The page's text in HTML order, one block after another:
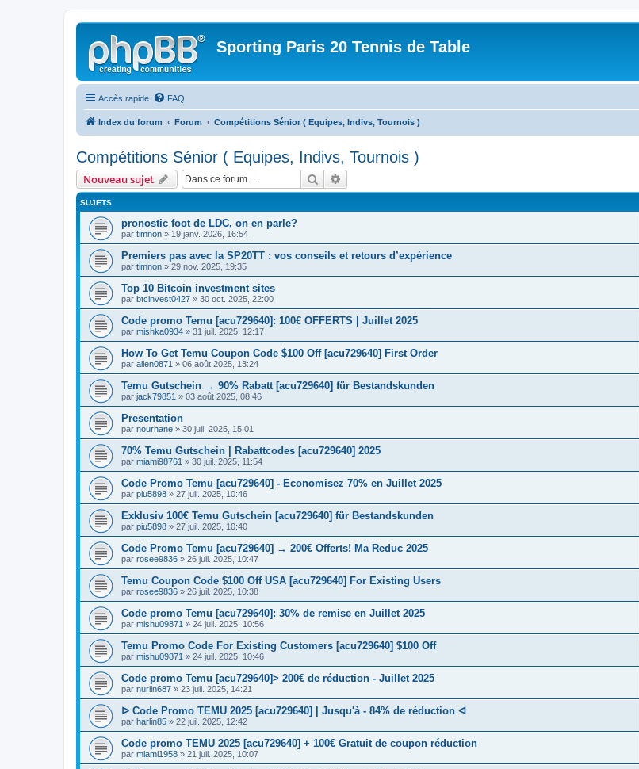
Sporting Paris 20 Tennis de Table
Accès rapide FAQ
Index du forum Forum Compétitions Sénior ( Equipes, Indivs, Tournois )
Compétitions Sénior ( Equipes, Indivs, Tournois )
Nouveau sujet Rechercher
SUJETS
pronostic foot de LDC, on en parle?
par timnon » 19 janv. 2026, 16:54
Premiers pas avec la SP20TT : vos conseils et retours d’expérience
par timnon » 29 nov. 2025, 19:35
Top 10 Bitcoin investment sites
par btcinvest0427 » 30 oct. 2025, 22:00
Code promo Temu [acu729640]: 100€ OFFERTS | Juillet 2025
par mishka0934 » 31 juil. 2025, 12:17
How To Get Temu Coupon Code $100 Off [acu729640] First Order
par allen0871 » 06 août 2025, 13:24
Temu Gutschein → 90% Rabatt [acu729640] für Bestandskunden
par jack79851 » 03 août 2025, 08:46
Presentation
par nourhane » 30 juil. 2025, 15:01
70% Temu Gutschein | Rabattcodes [acu729640] 2025
par miami98761 » 30 juil. 2025, 11:54
Code Promo Temu [acu729640] - Economisez 70% en Juillet 2025
par piu5898 » 27 juil. 2025, 10:46
Exklusiv 100€ Temu Gutschein [acu729640] für Bestandskunden
par piu5898 » 27 juil. 2025, 10:40
Code Promo Temu [acu729640] → 200€ Offerts! Ma Reduc 2025
par rosee9836 » 26 juil. 2025, 10:47
Temu Coupon Code $100 Off USA [acu729640] For Existing Users
par rosee9836 » 26 juil. 2025, 10:38
Code promo Temu [acu729640]: 30% de remise en Juillet 2025
par mishu09871 » 24 juil. 2025, 10:56
Temu Promo Code For Existing Customers [acu729640] $100 Off
par mishu09871 » 24 juil. 2025, 10:46
Code promo Temu [acu729640]> 200€ de réduction - Juillet 2025
par nurlin687 » 23 juil. 2025, 14:21
ᐅ Code Promo TEMU 2025 [acu729640] | Jusqu'à - 84% de réduction ᐊ
par harlin85 » 22 juil. 2025, 12:42
Code promo TEMU 2025 [acu729640] + 100€ Gratuit de coupon réduction
par miami1958 » 21 juil. 2025, 10:07